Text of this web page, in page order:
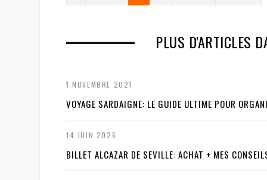
u
s
PLUS D'ARTICLES
1 NOVEMBRE 2021
VOYAGE SARDAIGNE: LE GUIDE ULTIME POUR
14 JUIN 2026
BILLET ALCAZAR DE SEVILLE: ACHAT + MES